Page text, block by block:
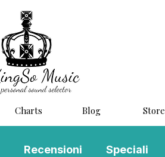
Charts Blog Store
Recensioni Speciali